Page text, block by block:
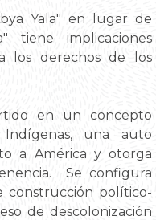
Yala" en lugar de
tiene implicaciones
los derechos de los
en un concepto
una auto
a América y otorga
Se configura
construcción político-
de descolonización